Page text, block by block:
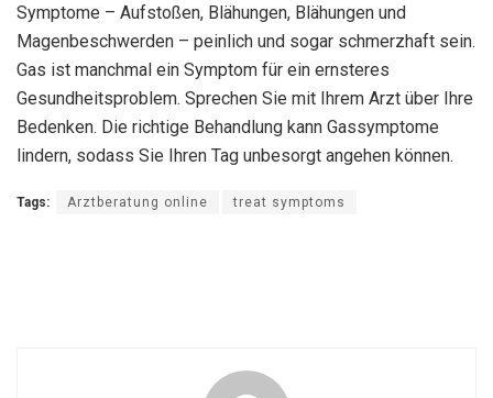
Symptome – Aufstoßen, Blähungen, Blähungen und
Magenbeschwerden – peinlich und sogar schmerzhaft sein.
Gas ist manchmal ein Symptom für ein ernsteres
Gesundheitsproblem. Sprechen Sie mit Ihrem Arzt über Ihre
Bedenken. Die richtige Behandlung kann Gassymptome
lindern, sodass Sie Ihren Tag unbesorgt angehen können.
Tags: Arztberatung online treat symptoms